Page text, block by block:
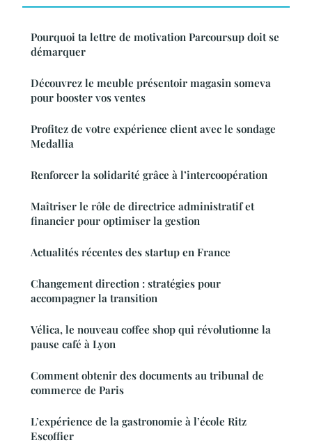
Pourquoi ta lettre de motivation Parcoursup doit se
démarquer
Découvrez le meuble présentoir magasin someva
pour booster vos ventes
Profitez de votre expérience client avec le sondage
Medallia
Renforcer la solidarité grâce à l’intercoopération
Maîtriser le rôle de directrice administratif et
financier pour optimiser la gestion
Actualités récentes des startup en France
Changement direction : stratégies pour
accompagner la transition
Vélica, le nouveau coffee shop qui révolutionne la
pause café à Lyon
Comment obtenir des documents au tribunal de
commerce de Paris
L’expérience de la gastronomie à l’école Ritz
Escoffier